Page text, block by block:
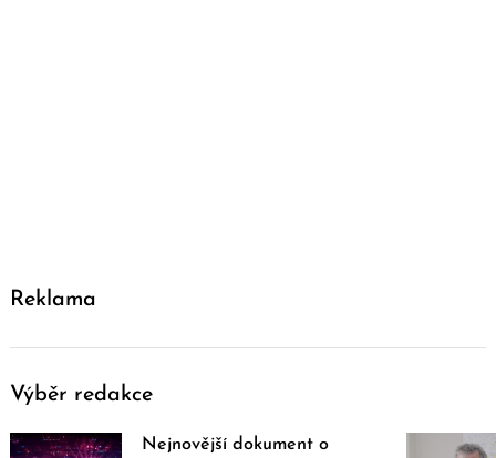
Reklama
Výběr redakce
Nejnovější dokument o